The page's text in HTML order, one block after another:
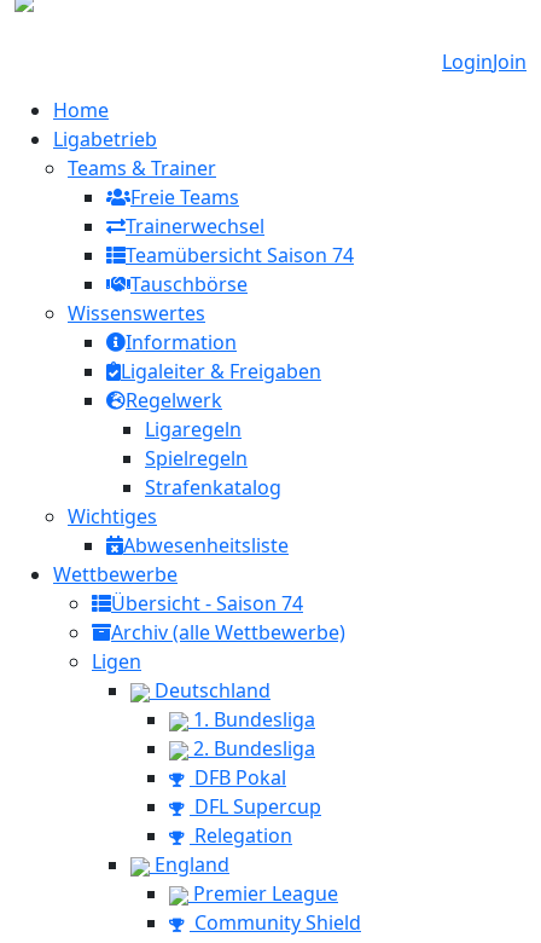
LoginJoin
Home
Ligabetrieb
Teams & Trainer
Freie Teams
Trainerwechsel
Teamübersicht Saison 74
Tauschbörse
Wissenswertes
Information
Ligaleiter & Freigaben
Regelwerk
Ligaregeln
Spielregeln
Strafenkatalog
Wichtiges
Abwesenheitsliste
Wettbewerbe
Übersicht - Saison 74
Archiv (alle Wettbewerbe)
Ligen
Deutschland
1. Bundesliga
2. Bundesliga
DFB Pokal
DFL Supercup
Relegation
England
Premier League
Community Shield